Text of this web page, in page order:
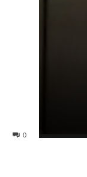
0